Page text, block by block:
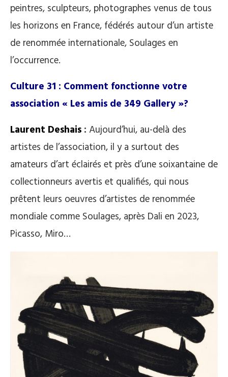
peintres, sculpteurs, photographes venus de tous
les horizons en France, fédérés autour d’un artiste
de renommée internationale, Soulages en
l’occurrence.
Culture 31 : Comment fonctionne votre
association « Les amis de 349 Gallery »?
Laurent Deshais : Aujourd’hui, au-delà des
artistes de l’association, il y a surtout des
amateurs d’art éclairés et près d’une soixantaine de
collectionneurs avertis et qualifiés, qui nous
prêtent leurs oeuvres d’artistes de renommée
mondiale comme Soulages, après Dali en 2023,
Picasso, Miro…